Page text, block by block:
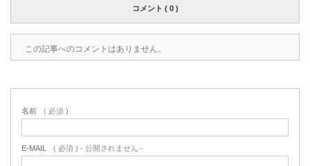
コメント ( 0 )
この記事へのコメントはありません。
名前 ( 必須 )
E-MAIL ( 必須 ) - 公開されません -